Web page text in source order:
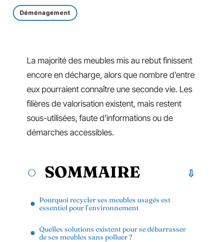
Déménagement
La majorité des meubles mis au rebut finissent
encore en décharge, alors que nombre d’entre
eux pourraient connaître une seconde vie. Les
filières de valorisation existent, mais restent
sous-utilisées, faute d’informations ou de
démarches accessibles.
SOMMAIRE
Pourquoi recycler ses meubles usagés est
essentiel pour l’environnement
Quelles solutions existent pour se débarrasser
de ses meubles sans polluer ?